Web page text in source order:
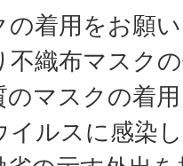
の着用をお願
不織布マスク
のマスクの着
イルスに感染